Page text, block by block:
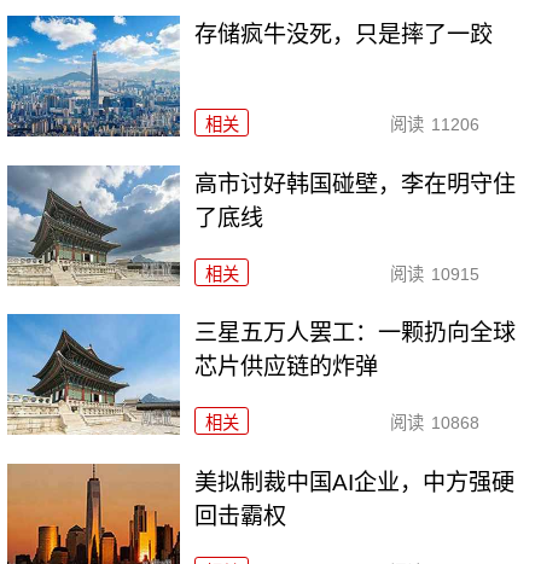
存储疯牛没死，只是摔了一跤
相关 阅读 11206
高市讨好韩国碰壁，李在明守住
了底线
相关 阅读 10915
三星五万人罢工：一颗扔向全球
芯片供应链的炸弹
相关 阅读 10868
美拟制裁中国AI企业，中方强硬
回击霸权